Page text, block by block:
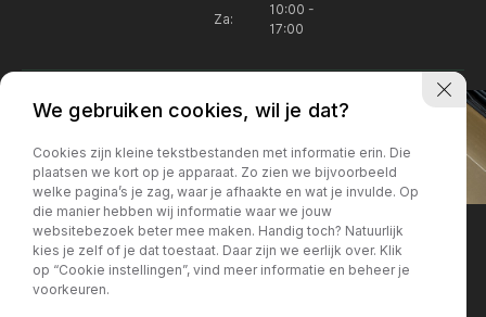
Za:
10:00 -
17:00
Locatie Breda
076 204 5040
Locatie Breda
verkoop.breda@autocentrum
brabant.nl
Locatie Breda
Korte Huifakkerstraat 14
4815 PS Breda
Locatie Breda
+31 076 204 5040
We gebruiken cookies, wil je dat?
Cookies zijn kleine tekstbestanden met informatie erin. Die
plaatsen we kort op je apparaat. Zo zien we bijvoorbeeld
welke pagina’s je zag, waar je afhaakte en wat je invulde. Op
die manier hebben wij informatie waar we jouw
websitebezoek beter mee maken. Handig toch? Natuurlijk
kies je zelf of je dat toestaat. Daar zijn we eerlijk over. Klik
op “Cookie instellingen”, vind meer informatie en beheer je
voorkeuren.